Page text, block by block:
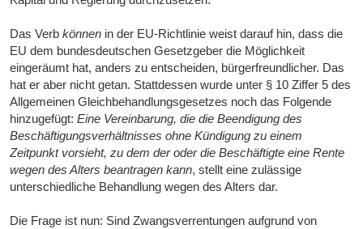
Das Verbkönnen in der EU-Richtlinie weist darauf hin, dass die
EU dem bundesdeutschen Gesetzgeber die Möglichkeit
eingeräumt hat, anders zu entscheiden, bürgerfreundlicher. Das
hat er aber nicht getan. Stattdessen wurde unter § 10 Ziffer 5 des
Allgemeinen Gleichbehandlungsgesetzes noch das Folgende
hinzugefügt:Eine Vereinbarung, die die Beendigung des
Beschäftigungsverhältnisses ohne Kündigung zu einem
Zeitpunkt vorsieht, zu dem der oder die Beschäftigte eine Rente
wegen des Alters beantragen kann, stellt eine zulässige
unterschiedliche Behandlung wegen des Alters dar.
Die Frage ist nun: Sind Zwangsverrentungen aufgrund von